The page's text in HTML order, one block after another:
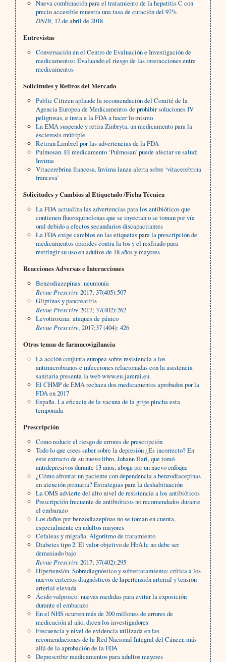
Nueva combinación para el tratamiento de la hepatitis C con
precio accesible muestra una tasa de curación del 97%
DNDi, 12 de abril de 2018
Entrevistas
Conversación en el Centro de Evaluación e Investigación de
medicamentos: Evaluando el riesgo de las interacciones entre
medicamentos
Solicitudes y Retiros del Mercado
Public Citizen aplaude la recomendación del Comité de la
Agencia Europea de Medicamentos de prohibir soluciones IV
peligrosas, e insta a la FDA a hacer lo mismo
La EMA suspende y retira Zinbryta, un medicamento para la
esclerosis múltiple
Retiran Limbrel por las advertencias de la FDA
Pulmosan. El medicamento ‘Pulmosan’ puede afectar su salud:
Invima
Vitacerebrina francesa. Invima lanza alerta sobre ‘vitacerebrina
francesa’
Solicitudes y Cambios al Etiquetado /Ficha Técnica
La FDA actualiza las advertencias para los antibióticos que
contienen fluoroquinolonas que se inyectan o se toman por vía
oral debido a efectos secundarios discapacitantes
La FDA exige cambios en las etiquetas para la prescripción de
medicamentos opioides contra la tos y el resfriado para
restringir su uso en adultos de 18 años y mayores
Reacciones Adversas e Interacciones
Benzodiazepinas: neumonía
Revue Prescrire2017; 37(405):507
Gliptinas y pancreatitis
Revue Prescrire2017; 37(402):262
Levotiroxina: ataques de pánico
Revue Prescrire, 2017;37 (404): 426
Otros temas de farmacovigilancia
La acción conjunta europea sobre resistencia a los
antimicrobianos e infecciones relacionadas con la asistencia
sanitaria presenta la webwww.eu-jamrai.eu
El CHMP de EMA rechaza dos medicamentos aprobados por la
FDA en 2017
España. La eficacia de la vacuna de la gripe pincha esta
temporada
Prescripción
Como reducir el riesgo de errores de prescripción
Todo lo que crees saber sobre la depresión ¿Es incorrecto? En
este extracto de su nuevo libro, Johann Hari, que tomó
antidepresivos durante 13 años, aboga por un nuevo enfoque
¿Cómo afrontar un paciente con dependencia a benzodiacepinas
en atención primaria? Estrategias para la deshabituación
La OMS advierte del alto nivel de resistencia a los antibióticos
Prescripción frecuente de antibióticos no recomendados durante
el embarazo
Los daños por benzodiazepinas no se toman en cuenta,
especialmente en adultos mayores
Cefaleas y migraña. Algoritmo de tratamiento
Diabetes tipo 2. El valor objetivo de HbA1c no debe ser
demasiado bajo
Revue Prescrire2017; 37(402):295
Hipertensión. Sobrediagnóstico y sobretratamiento: crítica a los
nuevos criterios diagnósticos de hipertensión arterial y tensión
arterial elevada
Ácido valproico: nuevas medidas para evitar la exposición
durante el embarazo
En el NHS ocurren más de 200 millones de errores de
medicación al año, dicen los investigadores
Frecuencia y nivel de evidencia utilizada en las
recomendaciones de la Red Nacional Integral del Cáncer, más
allá de la aprobación de la FDA
Deprescribir medicamentos para adultos mayores